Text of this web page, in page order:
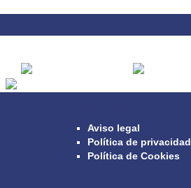
Aviso legal
Política de privacidad
Política de Cookies